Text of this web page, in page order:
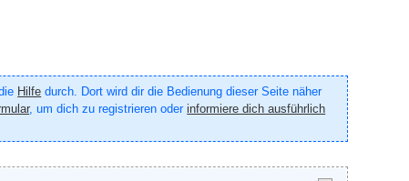
Hilfe durch. Dort wird dir die Bedienung dieser Seite näher
, um dich zu registrieren oderinformiere dich ausführlich